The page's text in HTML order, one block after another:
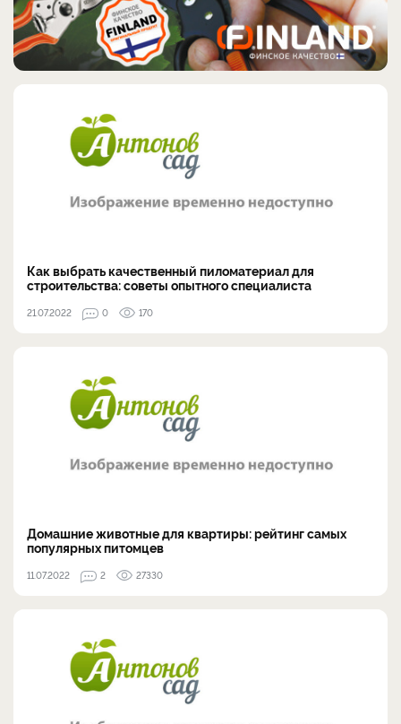
Как выбрать качественный пиломатериал для
строительства: советы опытного специалиста
21.07.2022 0 170
Домашние животные для квартиры: рейтинг самых
популярных питомцев
11.07.2022 2 27330